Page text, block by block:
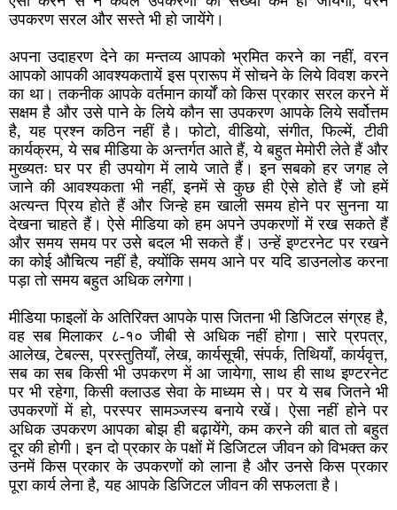
उपकरण सरल और सस्ते भी हो जायेंगे।
अपना उदाहरण देने का मन्तव्य आपको भ्रमित करने का नहीं, वरन
आपको आपकी आवश्यकतायें इस प्रारूप में सोचने के लिये विवश करने
का था। तकनीक आपके वर्तमान कार्यों को किस प्रकार सरल करने में
सक्षम है और उसे पाने के लिये कौन सा उपकरण आपके लिये सर्वोत्तम
है, यह प्रश्न कठिन नहीं है। फोटो, वीडियो, संगीत, फिल्में, टीवी
कार्यक्रम, ये सब मीडिया के अन्तर्गत आते हैं, ये बहुत मेमोरी लेते हैं और
मुख्यतः घर पर ही उपयोग में लाये जाते हैं। इन सबको हर जगह ले
जाने की आवश्यकता भी नहीं, इनमें से कुछ ही ऐसे होते हैं जो हमें
अत्यन्त प्रिय होते हैं और जिन्हे हम खाली समय होने पर सुनना या
देखना चाहते हैं। ऐसे मीडिया को हम अपने उपकरणों में रख सकते हैं
और समय समय पर उसे बदल भी सकते हैं। उन्हें इण्टरनेट पर रखने
का कोई औचित्य नहीं है, क्योंकि समय आने पर यदि डाउनलोड करना
पड़ा तो समय बहुत अधिक लगेगा।
मीडिया फाइलों के अतिरिक्त आपके पास जितना भी डिजिटल संग्रह है,
वह सब मिलाकर ८-१० जीबी से अधिक नहीं होगा। सारे प्रपत्र,
आलेख, टेबल्स, प्रस्तुतियाँ, लेख, कार्यसूची, संपर्क, तिथियाँ, कार्यवृत्त,
सब का सब किसी भी उपकरण में आ जायेगा, साथ ही साथ इण्टरनेट
पर भी रहेगा, किसी क्लाउड सेवा के माध्यम से। पर ये सब जितने भी
उपकरणों में हो, परस्पर सामञ्जस्य बनाये रखें। ऐसा नहीं होने पर
अधिक उपकरण आपका बोझ ही बढ़ायेंगे, कम करने की बात तो बहुत
दूर की होगी। इन दो प्रकार के पक्षों में डिजिटल जीवन को विभक्त कर
उनमें किस प्रकार के उपकरणों को लाना है और उनसे किस प्रकार
पूरा कार्य लेना है, यह आपके डिजिटल जीवन की सफलता है।